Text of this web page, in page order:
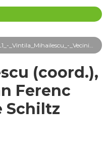
_Vecini_si_vecinatati_frg.pdf
(coord.),
Ferenc
Schiltz